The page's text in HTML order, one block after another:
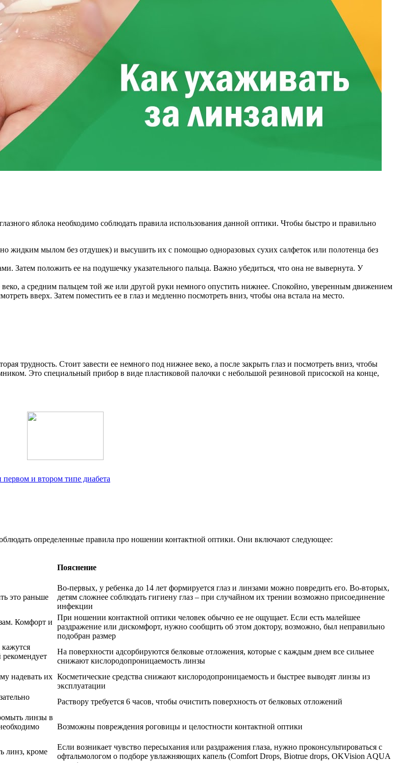
яблока необходимо соблюдать правила использования данной оптики. Чтобы быстро и правильно
жидким мылом без отдушек) и высушить их с помощью одноразовых сухих салфеток или полотенца без
Затем положить ее на подушечку указательного пальца. Важно убедиться, что она не вывернута. У
а средним пальцем той же или другой руки немного опустить нижнее. Спокойно, уверенным движением
вверх. Затем поместить ее в глаз и медленно посмотреть вниз, чтобы она встала на место.
трудность. Стоит завести ее немного под нижнее веко, а после закрыть глаз и посмотреть вниз, чтобы
Это специальный прибор в виде пластиковой палочки с небольшой резиновой присоской на конце,
и втором типе диабета
определенные правила про ношении контактной оптики. Они включают следующее:
Пояснение
это раньше
Во-первых, у ребенка до 14 лет формируется глаз и линзами можно повредить его. Во-вторых,
детям сложнее соблюдать гигиену глаз – при случайном их трении возможно присоединение
инфекции
Комфорт и
При ношении контактной оптики человек обычно ее не ощущает. Если есть малейшее
раздражение или дискомфорт, нужно сообщить об этом доктору, возможно, был неправильно
подобран размер
На поверхности адсорбируются белковые отложения, которые с каждым днем все сильнее
снижают кислородопроницаемость линзы
надевать их Косметические средства снижают кислородопроницаемость и быстрее выводят линзы из
эксплуатации
Раствору требуется 6 часов, чтобы очистить поверхность от белковых отложений
линзы в
Возможны повреждения роговицы и целостности контактной оптики
линз, кроме
Если возникает чувство пересыхания или раздражения глаза, нужно проконсультироваться с
офтальмологом о подборе увлажняющих капель (Comfort Drops, Biotrue drops, OKVision AQUA